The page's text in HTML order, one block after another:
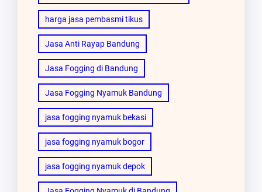
harga jasa pembasmi tikus
Jasa Anti Rayap Bandung
Jasa Fogging di Bandung
Jasa Fogging Nyamuk Bandung
jasa fogging nyamuk bekasi
jasa fogging nyamuk bogor
jasa fogging nyamuk depok